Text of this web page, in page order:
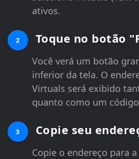
ativos.
2 Toque no botão
Você verá um botão
inferior da tela. O
Virtuals será exibido
quanto como um código
3 Copie seu
Copie o endereço para